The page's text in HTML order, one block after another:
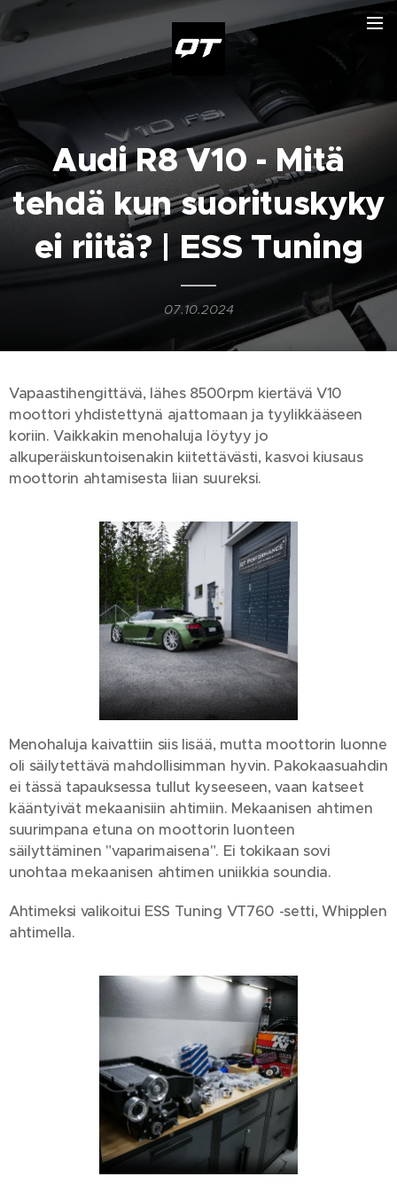
Audi R8 V10 - Mitä
tehdä kun suorituskyky
ei riitä? | ESS Tuning
07.10.2024
Vapaastihengittävä, lähes 8500rpm kiertävä V10
moottori yhdistettynä ajattomaan ja tyylikkääseen
koriin. Vaikkakin menohaluja löytyy jo
alkuperäiskuntoisenakin kiitettävästi, kasvoi kiusaus
moottorin ahtamisesta liian suureksi.
Menohaluja kaivattiin siis lisää, mutta moottorin luonne
oli säilytettävä mahdollisimman hyvin. Pakokaasuahdin
ei tässä tapauksessa tullut kyseeseen, vaan katseet
kääntyivät mekaanisiin ahtimiin. Mekaanisen ahtimen
suurimpana etuna on moottorin luonteen
säilyttäminen "vaparimaisena". Ei tokikaan sovi
unohtaa mekaanisen ahtimen uniikkia soundia.
Ahtimeksi valikoitui ESS Tuning VT760 -setti, Whipplen
ahtimella.